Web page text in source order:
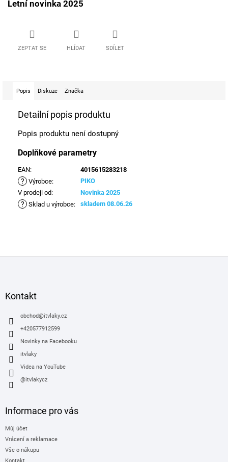
Letní novinka 2025
ZEPTAT SE HLÍDAT SDÍLET
Popis Diskuze Značka
Detailní popis produktu
Popis produktu není dostupný
Doplňkové parametry
EAN: 4015615283218
? Výrobce:
PIKO
V prodeji od: Novinka 2025
? Sklad u výrobce: skladem 08.06.26
Kontakt
obchod@itvlaky.cz
+420577912599
Novinky na Facebooku
itvlaky
Videa na YouTube
@itvlakycz
Informace pro vás
Můj účet
Vrácení a reklamace
Vše o nákupu